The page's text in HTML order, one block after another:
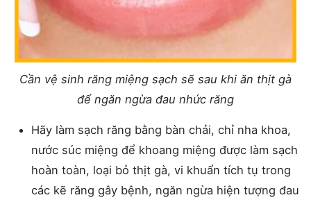
Cần vệ sinh răng miệng sạch sẽ sau khi ăn thịt gà
để ngăn ngừa đau nhức răng
Hãy làm sạch răng bằng bàn chải, chỉ nha khoa,
nước súc miệng để khoang miệng được làm sạch
hoàn toàn, loại bỏ thịt gà, vi khuẩn tích tụ trong
các kẽ răng gây bệnh, ngăn ngừa hiện tượng đau